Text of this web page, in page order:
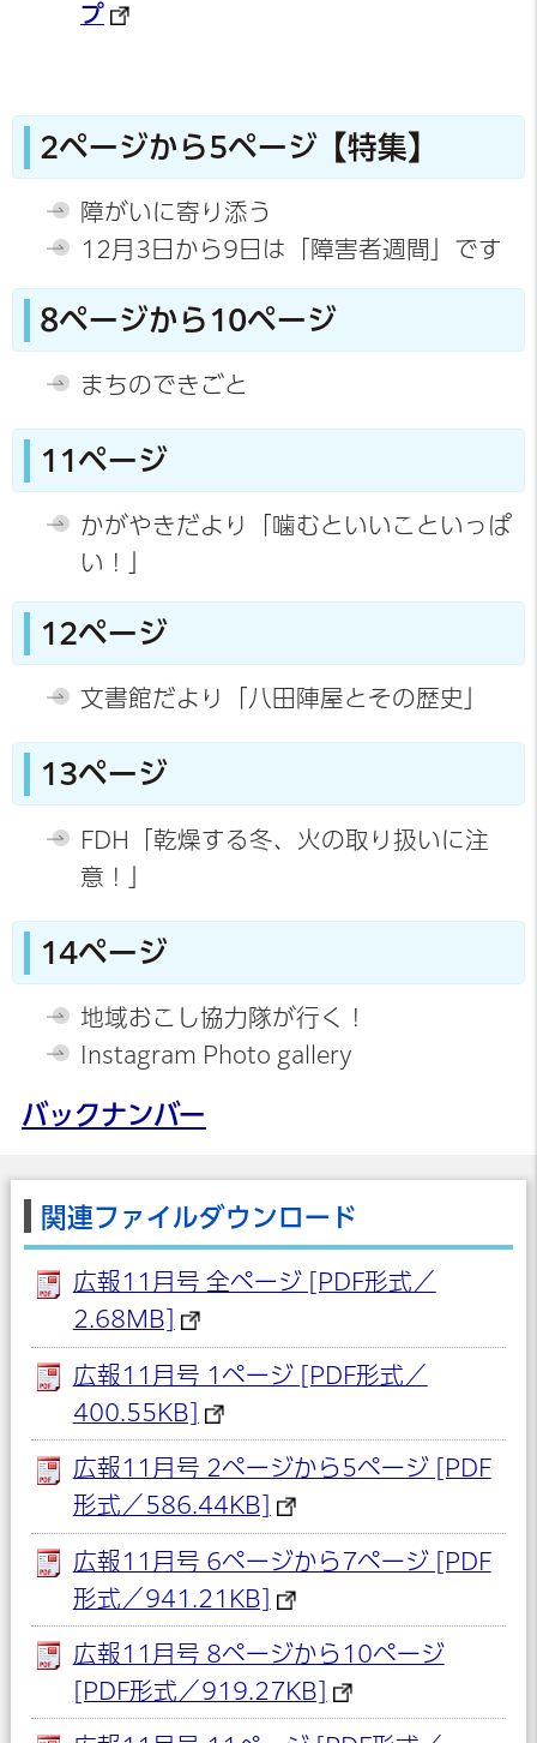
プ
2ページから5ページ【特集】
障がいに寄り添う
12月3日から9日は「障害者週間」です
8ページから10ページ
まちのできごと
11ページ
かがやきだより「噛むといいこといっぱ
い！」
12ページ
文書館だより「 八田陣屋とその歴史
13ページ
FDH「乾燥する冬、火の取り扱いに注
意！」
14ページ
地域おこし協力隊が行く！
Instagram Photo gallery
バックナンバー
関連ファイルダウンロード
広報11月号 全ページ [PDF形式／
2.68MB]
広報11月号 1ページ [PDF形式／
400.55KB]
広報11月号 2ページから5ページ [PDF
形式／586.44KB]
広報11月号 6ページから7ページ [PDF
形式／941.21KB]
広報11月号 8ページから10ページ
[PDF形式／919.27KB]